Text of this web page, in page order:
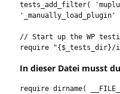
tests_add_filter(
// Start up the WP
require "{$_tests_dir}/
In dieser Datei musst
require dirname(